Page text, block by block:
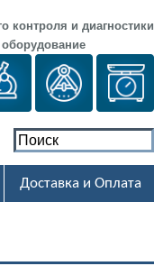
контроля и диагностики
оборудование
Доставка и Оплата